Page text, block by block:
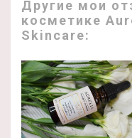
Другие мои
косметике
Skincare: